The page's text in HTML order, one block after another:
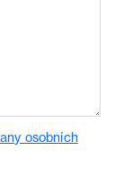
osobních